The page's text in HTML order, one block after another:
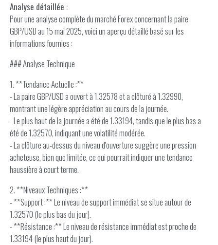
Analyse détaillée :
Pour une analyse complète du marché Forex concernant la paire
GBP/USD au 15 mai 2025, voici un aperçu détaillé basé sur les
informations fournies :
### Analyse Technique
1. **Tendance Actuelle :**
- La paire GBP/USD a ouvert à 1.32578 et a clôturé à 1.32990,
montrant une légère appréciation au cours de la journée.
- Le plus haut de la journée a été de 1.33194, tandis que le plus bas a
été de 1.32570, indiquant une volatilité modérée.
- La clôture au-dessus du niveau d'ouverture suggère une pression
acheteuse, bien que limitée, ce qui pourrait indiquer une tendance
haussière à court terme.
2. **Niveaux Techniques :**
- **Support :** Le niveau de support immédiat se situe autour de
1.32570 (le plus bas du jour).
- **Résistance :** Le niveau de résistance immédiat est proche de
1.33194 (le plus haut du jour).